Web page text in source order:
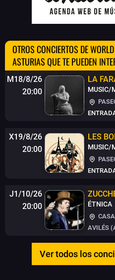
OTROS CONCIERTOS DE
ASTURIAS QUE TE PUEDEN
M18/8/26
20:00
LA
MUSIC/
X19/8/26
20:00
LES
MUSIC/
J1/10/26
20:00
ÉTNICA
AVILÉS
Ver todos los